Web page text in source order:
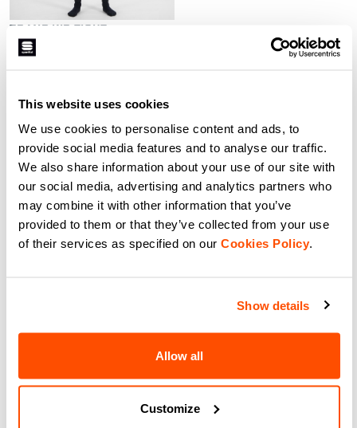
This website uses cookies
We use cookies to personalise content and ads, to
provide social media features and to analyse our traffic.
We also share information about your use of our site with
our social media, advertising and analytics partners who
may combine it with other information that you’ve
provided to them or that they’ve collected from your use
of their services as specified on our Cookies Policy.
Show details
Allow all
Customize
TD MID KID TIGHT
49,90 €
Sportful. Reconocerás este modelo
por su característica estructura
aislamiento térmico sin
comprometer la transpirabilidad.
Una prenda que, sin embargo, es
adecuada para actividades físicas
Comparar
esquí diseñada para las actividades de
invierno. Tejidos técnicos de alto